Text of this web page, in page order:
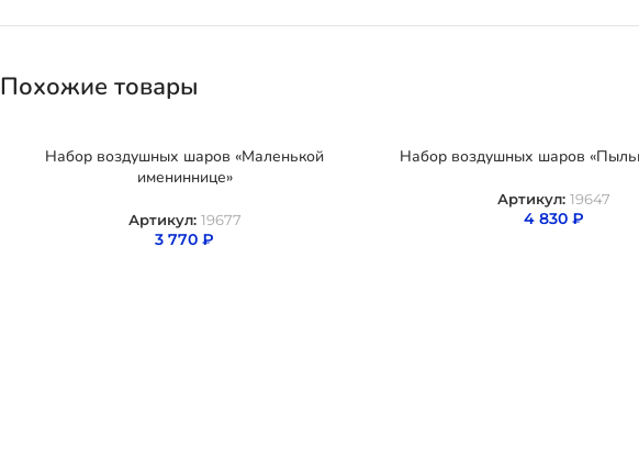
Похожие товары
Набор воздушных шаров «Маленькой
имениннице»
Артикул: 19677
3 770 ₽
Набор воздушных шаров
Артикул: 19647
4 830 ₽